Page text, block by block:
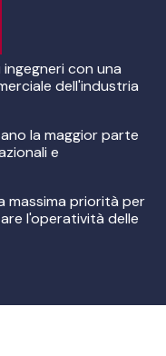
con una
dell'industria
la maggior parte
e
massima priorità per
l'operatività delle